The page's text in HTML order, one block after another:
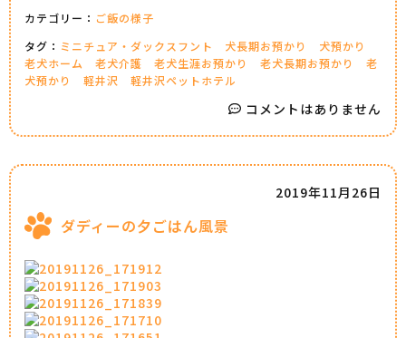
カテゴリー： ご飯の様子
タグ： ミニチュア・ダックスフント 犬長期お預かり
犬預かり
老犬ホーム
老犬介護 老犬生涯お預かり 老犬長期お預かり
老
犬預かり
軽井沢 軽井沢ペットホテル
コメントはありません
ダディーの夕ごはん風景
2019年11月26日